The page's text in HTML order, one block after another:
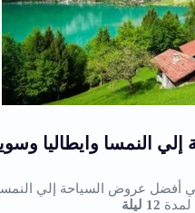
إلي النمسا وايطاليا
أفضل عروض السياحة إلي النمسا
12 ليلة